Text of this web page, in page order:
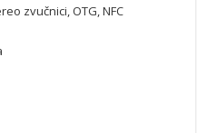
zvučnici, OTG, NFC